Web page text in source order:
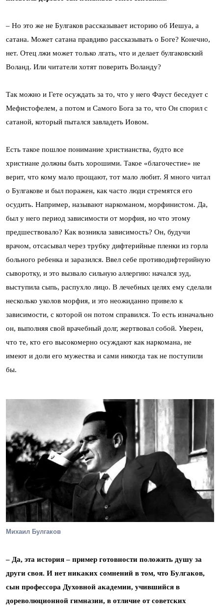
– Но это же не Булгаков рассказывает историю об Иешуа, а
сатана. Может сатана правдиво рассказывать о Боге? Конечно,
нет. Отец лжи может только лгать, что и делает булгаковский
Воланд. Или читатели хотят поверить Воланду?
Так можно и Гете осуждать за то, что у него Фауст беседует с
Мефистофелем, а потом и Самого Бога за то, что Он спорил с
сатаной, который пытался завладеть Иовом.
Есть такое пошлое понимание христианства, будто все
христиане должны быть хорошими. Такое «благочестие» не
верит, что кому мало прощают, тот мало любит. Я много читал
о Булгакове и был поражен, как часто люди стремятся его
осудить. Например, называют наркоманом, морфинистом. Да,
был у него период зависимости от морфия, но что этому
предшествовало? Как возникла зависимость? Он, будучи
врачом, отсасывал через трубку дифтерийные пленки из горла
больного ребенка и заразился. Ввел себе противодифтерийную
сыворотку, и это вызвало сильную аллергию: начался зуд,
выступила сыпь, распухло лицо. В лечебных целях ему сделали
несколько уколов морфия, и это неожиданно привело к
зависимости, с которой он потом справился. То есть изначально
он, выполняя свой врачебный долг, жертвовал собой. Уверен,
что те, кто его высокомерно осуждают как наркомана, не
имеют и доли его мужества и сами никогда так не поступили
бы.
Михаил Булгаков
– Да, эта история – пример готовности положить душу за
други своя. И нет никаких сомнений в том, что Булгаков,
сын профессора Духовной академии, учившийся в
дореволюционной гимназии, в отличие от советских